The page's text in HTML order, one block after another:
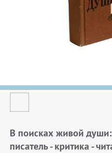
В поисках живой
писатель - критика -